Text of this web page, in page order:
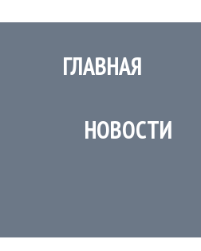
ГЛАВНАЯ
НОВОСТИ